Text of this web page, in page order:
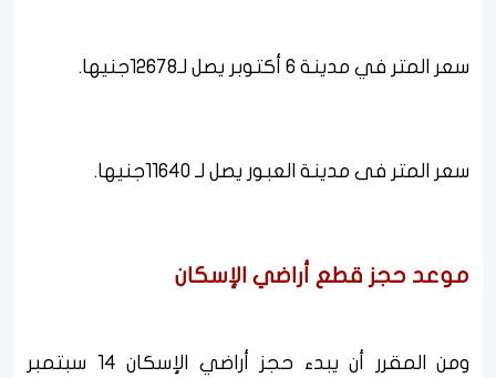
سعر المتر في مدينة 6 أكتوبر يصل لـ12678جنيها.
سعر المتر فى مدينة العبور يصل لـ 11640جنيها.
موعد حجز قطع أراضي الإسكان
ومن المقرر أن يبدء حجز أراضي الإسكان 14 سبتمبر